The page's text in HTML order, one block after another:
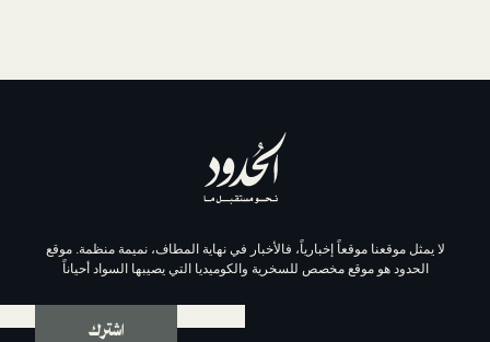
موقعاً إخبارياً، فالأخبار في نهاية المطاف، نميمة منظمة. موقع
مخصص للسخرية والكوميديا التي يصيبها السواد أحياناً
اشترك